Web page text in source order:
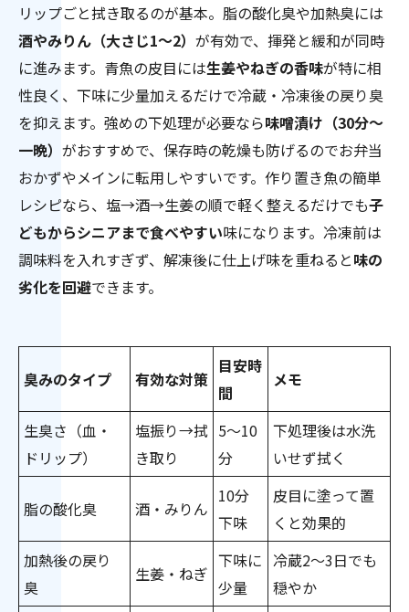
リップごと拭き取るのが基本。脂の酸化臭や加熱臭には
酒やみりん（大さじ1〜2） が有効で、揮発と緩和が同時
に進みます。青魚の皮目には生姜やねぎの香味が特に相
性良く、下味に少量加えるだけで冷蔵・冷凍後の戻り臭
を抑えます。強めの下処理が必要なら味噌漬け（30分〜
一晩） がおすすめで、保存時の乾燥も防げるのでお弁当
おかずやメインに転用しやすいです。作り置き魚の簡単
レシピなら、塩→酒→生姜の順で軽く整えるだけでも子
どもからシニアまで食べやすい味になります。冷凍前は
調味料を入れすぎず、解凍後に仕上げ味を重ねると味の
劣化を回避できます。
臭みのタイプ 有効な対策
目安時
間
メモ
生臭さ（血・
ドリップ）
塩振り→拭
き取り
5〜10
分
下処理後は水洗
いせず拭く
脂の酸化臭 酒・みりん
10分
下味
皮目に塗って置
くと効果的
加熱後の戻り
臭
生姜・ねぎ
下味に
少量
冷蔵2〜3日でも
穏やか